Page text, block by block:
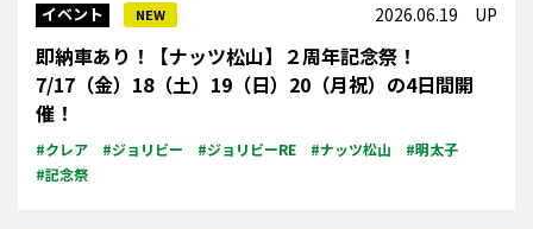
イベント NEW 2026.06.19 UP
即納車あり！【ナッツ松山】２周年記念祭！
7/17（金）18（土）19（日）20（月祝）の4日間開
催！
#クレア #ジョリビー #ジョリビーRE #ナッツ松山
#明太子
#記念祭